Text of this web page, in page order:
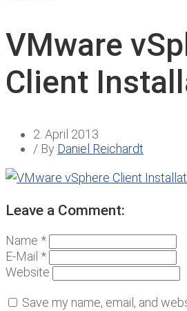
VMware
Client
2. April 2013
/ By Daniel Reichardt
Leave a Comment:
Name *
E-Mail *
Website
Save my name, email, and